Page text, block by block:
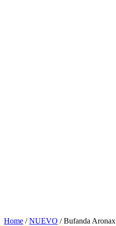
Home /NUEVO / Bufanda Aronax